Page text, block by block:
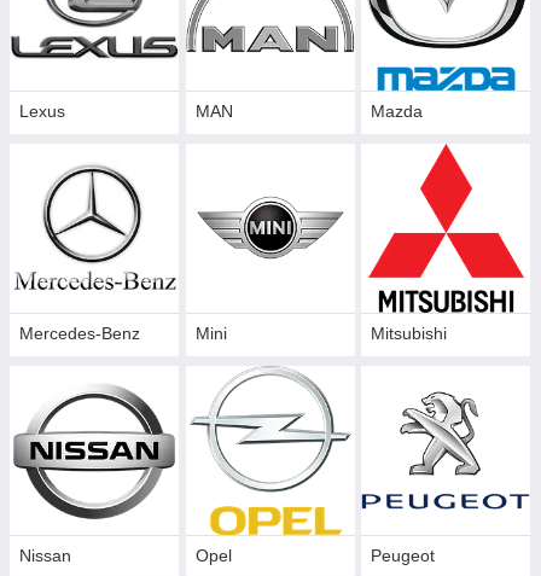
Lexus MAN Mazda
Mercedes-Benz Mini Mitsubishi
Nissan Opel Peugeot